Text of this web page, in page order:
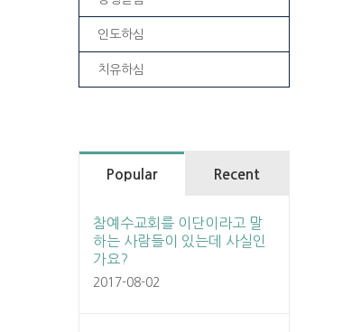
인도하심
치유하심
Popular Recent
참예수교회를 이단이라고 말
하는 사람들이 있는데 사실인
가요?
2017-08-02